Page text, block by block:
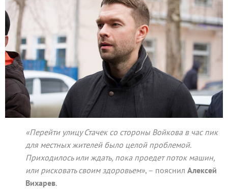
«Перейти улицу Стачек со стороны Войкова в час пик
для местных жителей было целой проблемой.
Приходилось или ждать, пока проедет поток машин,
или рисковать своим здоровьем», – пояснил Алексей
Вихарев.